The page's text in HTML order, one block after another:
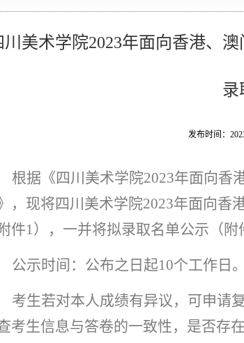
川美术学院2023年面向香港、
录
发布时间：
根据《四川美术学院2023年面向香
，现将四川美术学院2023年面向香
件1），一并将拟录取名单公示（附
公示时间：公布之日起10个工作日。
考生若对本人成绩有异议，可申请
考生信息与答卷的一致性，是否存